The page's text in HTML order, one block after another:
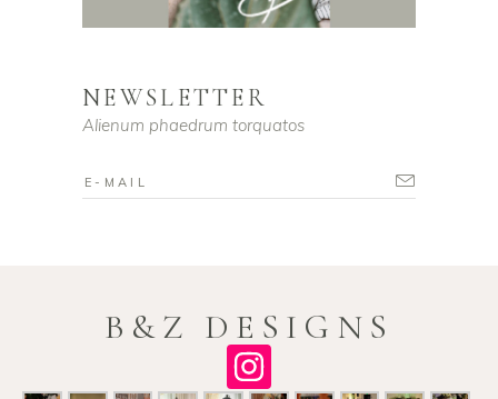
NEWSLETTER
Alienum phaedrum torquatos
B&Z DESIGNS